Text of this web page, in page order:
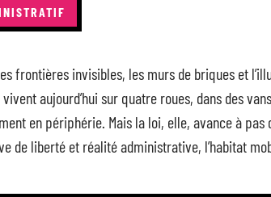
frontières invisibles, les murs de briques et
vivent aujourd’hui sur quatre roues, dans des
en périphérie. Mais la loi, elle, avance à
de liberté et réalité administrative, l’habitat